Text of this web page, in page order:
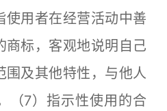
用者在经营活动中善
商标，客观地说明自己
围及其他特性，与他人
（7）指示性使用的合